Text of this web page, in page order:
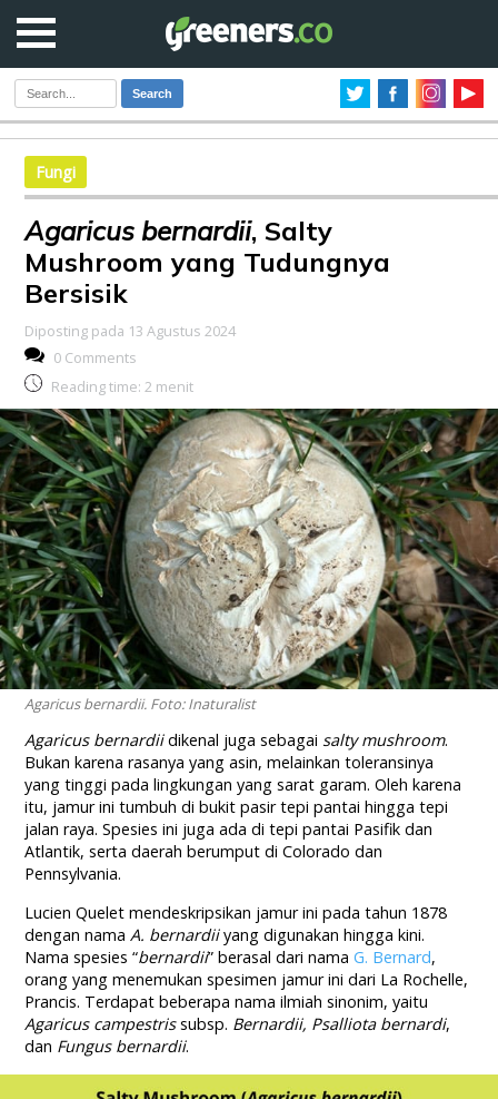
Search
Fungi
Agaricus bernardii, Salty
Mushroom yang Tudungnya
Bersisik
Diposting pada 13 Agustus 2024
0 Comments
Reading time: 2 menit
Agaricus bernardii. Foto: Inaturalist
Agaricus bernardiidikenal juga sebagai salty mushroom.
Bukan karena rasanya yang asin, melainkan toleransinya
yang tinggi pada lingkungan yang sarat garam. Oleh karena
itu, jamur ini tumbuh di bukit pasir tepi pantai hingga tepi
jalan raya. Spesies ini juga ada di tepi pantai Pasifik dan
Atlantik, serta daerah berumput di Colorado dan
Pennsylvania.
Lucien Quelet mendeskripsikan jamur ini pada tahun 1878
dengan namaA. bernardiiyang digunakan hingga kini.
Nama spesies “bernardii” berasal dari namaG. Bernard,
orang yang menemukan spesimen jamur ini dari La Rochelle,
Prancis. Terdapat beberapa nama ilmiah sinonim, yaitu
Agaricus campestrissubsp. Bernardii, Psalliota bernardi,
dan Fungus bernardii.